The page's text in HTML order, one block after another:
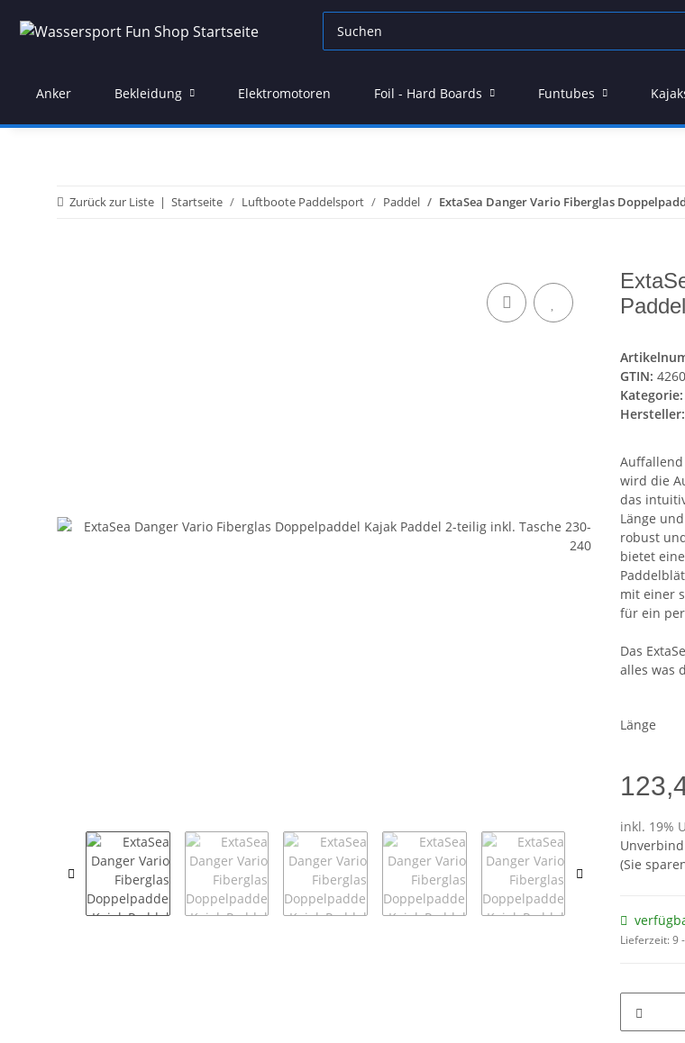
Anker Bekleidung Elektromotoren Foil - Hard Boards Funtubes
Zurück zur Liste Startseite Luftboote Paddelsport Paddel ExtaSea Danger Vario Fiberglas
GTIN:
Kategorie:
Hersteller:
wird die
das
Länge
robust
bietet
mit einer
für ein
Das
alles was
Länge
inkl. 19%
(Sie
Lieferzeit:9